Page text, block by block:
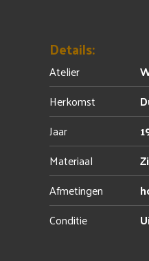
Details:
Atelier
Herkomst
Jaar
Materiaal
Afmetingen
Conditie